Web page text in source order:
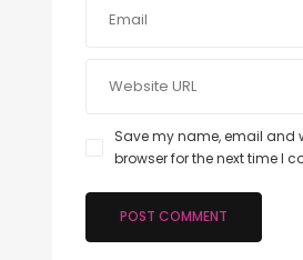
Save my name, email and
browser for the next time I